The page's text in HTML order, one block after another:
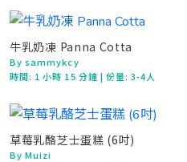
牛乳奶凍 Panna Cotta
By sammykcy
時間: 1 小時 15 分鐘 | 份量: 3-4人
草莓乳酪芝士蛋糕 (6吋)
By Muizi